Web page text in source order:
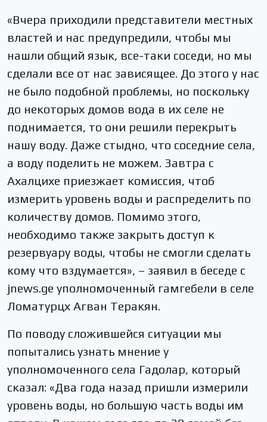
«Вчера приходили представители местных
властей и нас предупредили, чтобы мы
нашли общий язык, все-таки соседи, но мы
сделали все от нас зависящее. До этого у нас
не было подобной проблемы, но поскольку
до некоторых домов вода в их селе не
поднимается, то они решили перекрыть
нашу воду. Даже стыдно, что соседние села,
а воду поделить не можем. Завтра с
Ахалцихе приезжает комиссия, чтоб
измерить уровень воды и распределить по
количеству домов. Помимо этого,
необходимо также закрыть доступ к
резервуару воды, чтобы не смогли сделать
кому что вздумается», – заявил в беседе с
jnews.ge уполномоченный гамгебели в селе
Ломатурцх Агван Теракян.
По поводу сложившейся ситуации мы
попытались узнать мнение у
уполномоченного села Гадолар, который
сказал: «Два года назад пришли измерили
уровень воды, но большую часть воды им